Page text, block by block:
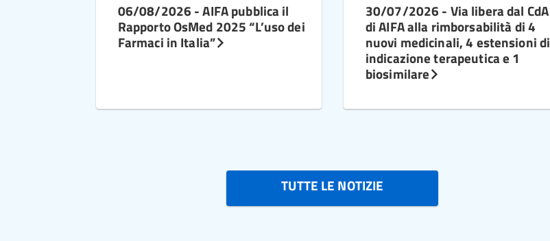
06/08/2026 - AIFA pubblica il
Rapporto OsMed 2025 “L’uso dei
Farmaci in Italia”
30/07/2026 - Via libera dal CdA
di AIFA alla rimborsabilità di 4
nuovi medicinali, 4 estensioni di
indicazione terapeutica e 1
biosimilare
TUTTE LE NOTIZIE